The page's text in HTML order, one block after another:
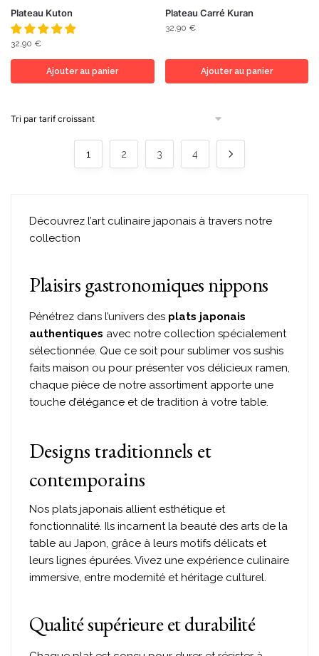
Plateau Kuton
32,90 €
Ajouter au panier
Plateau Carré Kuran
32,90 €
Ajouter au panier
1 2 3 4
Découvrez l’art culinaire japonais à travers notre
collection
Plaisirs gastronomiques nippons
Pénétrez dans l’univers des plats japonais
authentiques avec notre collection spécialement
sélectionnée. Que ce soit pour sublimer vos sushis
faits maison ou pour présenter vos délicieux ramen,
chaque pièce de notre assortiment apporte une
touche d’élégance et de tradition à votre table.
Designs traditionnels et
contemporains
Nos plats japonais allient esthétique et
fonctionnalité. Ils incarnent la beauté des arts de la
table au Japon, grâce à leurs motifs délicats et
leurs lignes épurées. Vivez une expérience culinaire
immersive, entre modernité et héritage culturel.
Qualité supérieure et durabilité